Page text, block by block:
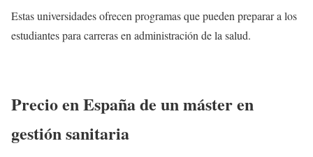
Estas universidades ofrecen programas que pueden preparar a los
estudiantes para carreras en administración de la salud.
Precio en España de un máster en
gestión sanitaria